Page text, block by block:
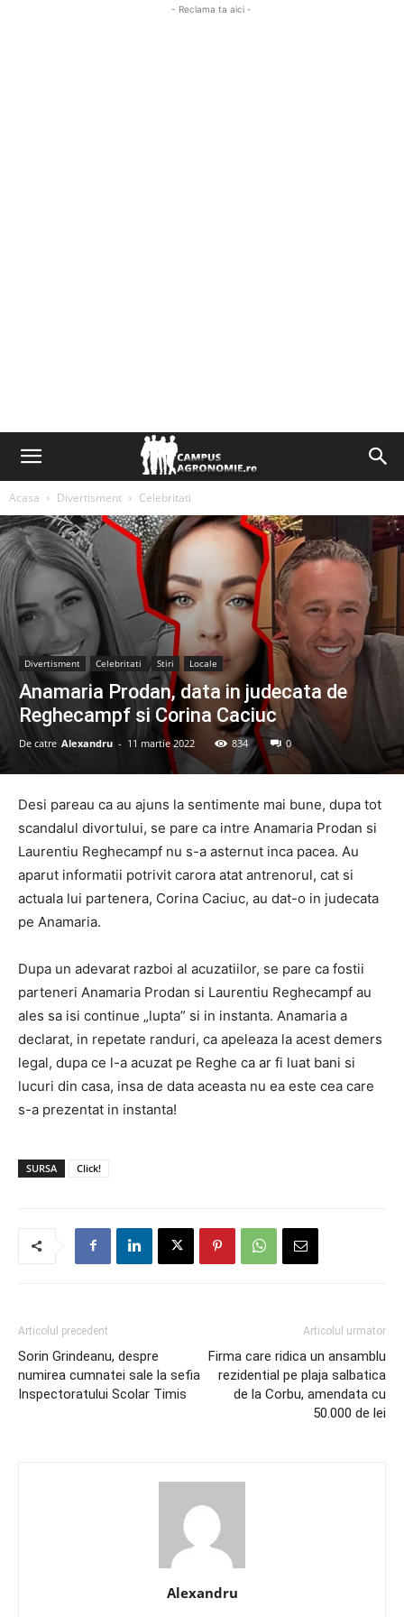
- Reclama ta aici -
Acasa Divertisment Celebritati
Divertisment Celebritati Stiri Locale
Anamaria Prodan, data in judecata de
Reghecampf si Corina Caciuc
De catre Alexandru - 11 martie 2022 834 0
Desi pareau ca au ajuns la sentimente mai bune, dupa tot
scandalul divortului, se pare ca intre Anamaria Prodan si
Laurentiu Reghecampf nu s-a asternut inca pacea. Au
aparut informatii potrivit carora atat antrenorul, cat si
actuala lui partenera, Corina Caciuc, au dat-o in judecata
pe Anamaria.
Dupa un adevarat razboi al acuzatiilor, se pare ca fostii
parteneri Anamaria Prodan si Laurentiu Reghecampf au
ales sa isi continue „lupta” si in instanta. Anamaria a
declarat, in repetate randuri, ca apeleaza la acest demers
legal, dupa ce l-a acuzat pe Reghe ca ar fi luat bani si
lucuri din casa, insa de data aceasta nu ea este cea care
s-a prezentat in instanta!
SURSA Click!
Articolul precedent
Sorin Grindeanu, despre
numirea cumnatei sale la sefia
Inspectoratului Scolar Timis
Articolul urmator
Firma care ridica un ansamblu
rezidential pe plaja salbatica
de la Corbu, amendata cu
50.000 de lei
Alexandru